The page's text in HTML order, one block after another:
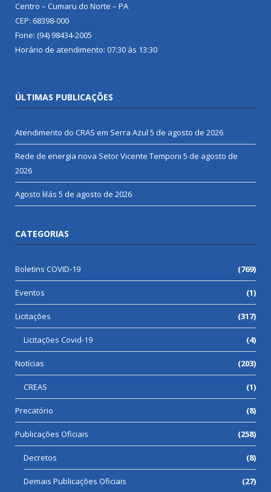
Centro – Cumaru do Norte – PA
CEP: 68398-000
Fone: (94) 98434-2005
Horário de atendimento: 07:30 às 13:30
ÚLTIMAS PUBLICAÇÕES
Atendimento do CRAS em Serra Azul 5 de agosto de 2026
Rede de energia nova Setor Vicente Temponi 5 de agosto de
2026
Agosto lilás 5 de agosto de 2026
CATEGORIAS
Boletins COVID-19 (769)
Eventos (1)
Licitações (317)
Licitações Covid-19 (4)
Notícias (203)
CREAS (1)
Precatório (8)
Publicações Oficiais (258)
Decretos (8)
Demais Publicações Oficiais (27)